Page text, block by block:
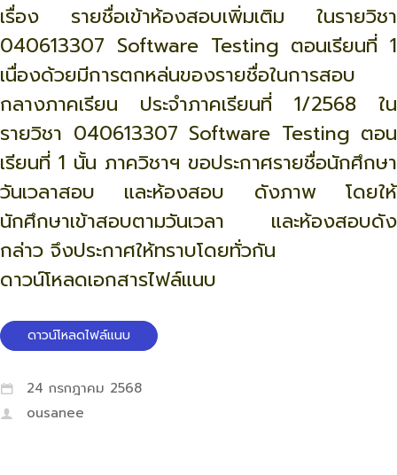
เรื่อง รายชื่อเข้าห้องสอบเพิ่มเติม ในรายวิชา
040613307 Software Testing ตอนเรียนที่ 1
เนื่องด้วยมีการตกหล่นของรายชื่อในการสอบ
กลางภาคเรียน ประจำภาคเรียนที่ 1/2568 ใน
รายวิชา 040613307 Software Testing ตอน
เรียนที่ 1 นั้น ภาควิชาฯ ขอประกาศรายชื่อนักศึกษา
วันเวลาสอบ และห้องสอบ ดังภาพ โดยให้
นักศึกษาเข้าสอบตามวันเวลา และห้องสอบดัง
กล่าว จึงประกาศให้ทราบโดยทั่วกัน
ดาวน์โหลดเอกสารไฟล์แนบ
ดาวน์โหลดไฟล์แนบ
24 กรกฎาคม 2568
ousanee